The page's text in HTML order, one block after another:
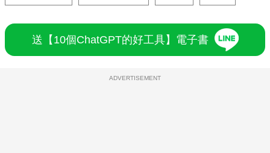
送【10個ChatGPT的好工具】電子書
ADVERTISEMENT